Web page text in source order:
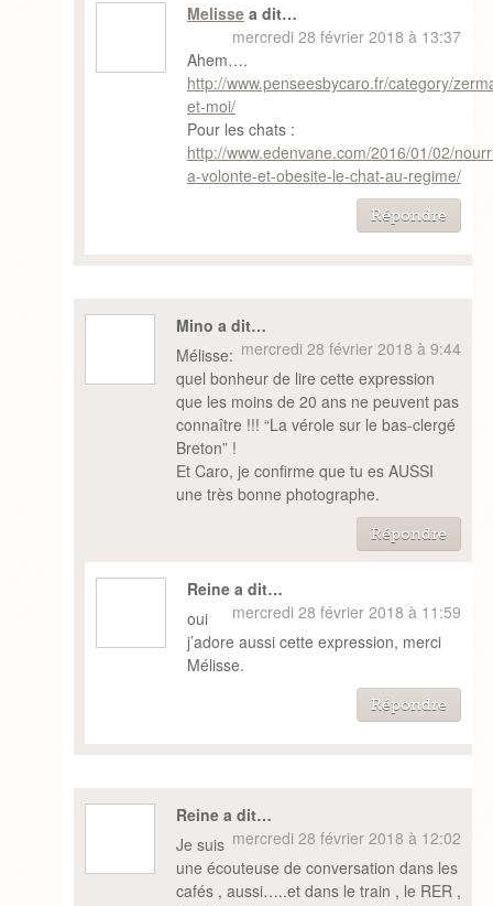
Melissea dit…
mercredi 28 février 2018 à 13:37
Ahem….
http://www.penseesbycaro.fr/category/
et-moi/
Pour les chats :
http://www.edenvane.com/2016/01/02/
a-volonte-et-obesite-le-chat-au-regime/
Répondre
Mino a dit…
mercredi 28 février 2018 à 9:44
Mélisse:
quel bonheur de lire cette expression
que les moins de 20 ans ne peuvent pas
connaître !!! “La vérole sur le bas-clergé
Breton” !
Et Caro, je confirme que tu es AUSSI
une très bonne photographe.
Répondre
Reine a dit…
mercredi 28 février 2018 à 11:59
oui
j’adore aussi cette expression, merci
Mélisse.
Répondre
Reine a dit…
mercredi 28 février 2018 à 12:02
Je suis
une écouteuse de conversation dans les
cafés , aussi…..et dans le train , le RER ,